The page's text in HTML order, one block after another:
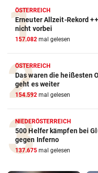
ÖSTERREICH
Erneuter Allzeit-Rekord
nicht vorbei
157.082 mal gelesen
ÖSTERREICH
Das waren die heißesten
geht es weiter
154.592 mal gelesen
NIEDERÖSTERREICH
500 Helfer kämpfen bei
gegen Inferno
137.675 mal gelesen